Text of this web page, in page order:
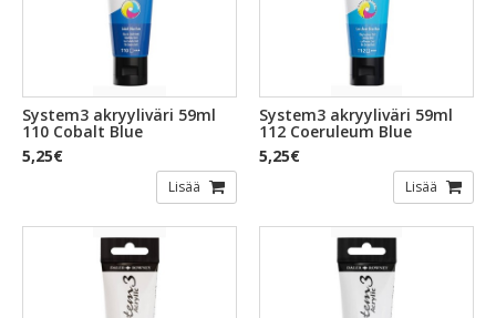
System3 akryyliväri 59ml
110 Cobalt Blue
5,25€
Lisää
System3 akryyliväri 59ml
112 Coeruleum Blue
5,25€
Lisää